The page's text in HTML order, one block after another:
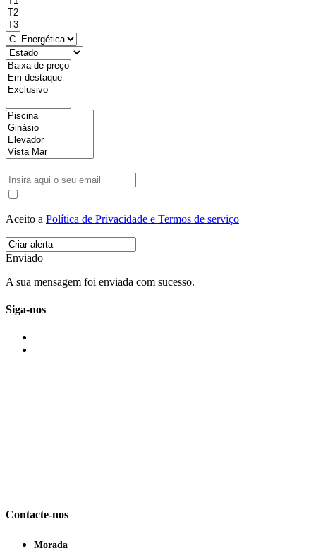
Aceito a Política de Privacidade e Termos de serviço
Enviado
A sua mensagem foi enviada com sucesso.
Siga-nos
Contacte-nos
Morada